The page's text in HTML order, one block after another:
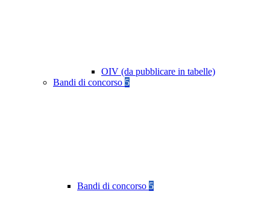
OIV (da pubblicare in tabelle)
Bandi di concorso 5
Bandi di concorso 5